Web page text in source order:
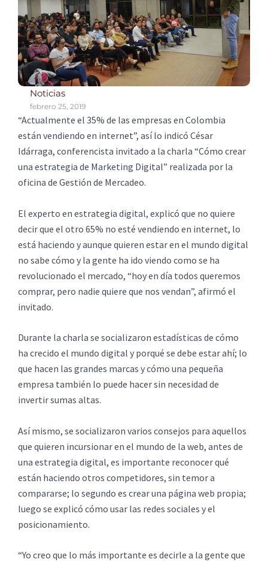
Noticias
febrero 25, 2019
“Actualmente el 35% de las empresas en Colombia
están vendiendo en internet”, así lo indicó César
Idárraga, conferencista invitado a la charla “Cómo crear
una estrategia de Marketing Digital” realizada por la
oficina de Gestión de Mercadeo.
El experto en estrategia digital, explicó que no quiere
decir que el otro 65% no esté vendiendo en internet, lo
está haciendo y aunque quieren estar en el mundo digital
no sabe cómo y la gente ha ido viendo como se ha
revolucionado el mercado, “hoy en día todos queremos
comprar, pero nadie quiere que nos vendan”, afirmó el
invitado.
Durante la charla se socializaron estadísticas de cómo
ha crecido el mundo digital y porqué se debe estar ahí; lo
que hacen las grandes marcas y cómo una pequeña
empresa también lo puede hacer sin necesidad de
invertir sumas altas.
Así mismo, se socializaron varios consejos para aquellos
que quieren incursionar en el mundo de la web, antes de
una estrategia digital, es importante reconocer qué
están haciendo otros competidores, sin temor a
compararse; lo segundo es crear una página web propia;
luego se explicó cómo usar las redes sociales y el
posicionamiento.
“Yo creo que lo más importante es decirle a la gente que